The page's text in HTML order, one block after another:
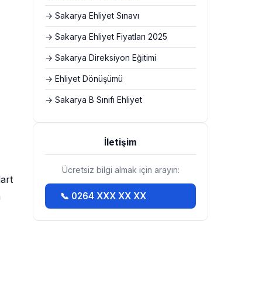
→ Sakarya Ehliyet Sınavı
→ Sakarya Ehliyet Fiyatları 2025
→ Sakarya Direksiyon Eğitimi
→ Ehliyet Dönüşümü
→ Sakarya B Sınıfı Ehliyet
İletişim
Ücretsiz bilgi almak için arayın:
📞 0264 XXX XX XX